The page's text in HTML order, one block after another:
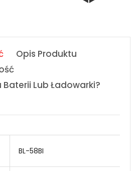
Opis Produktu
Lub Ładowarki?
BL-58BI